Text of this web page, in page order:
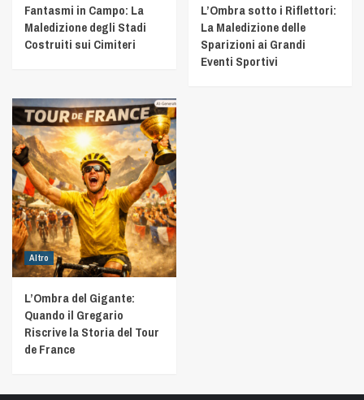
Fantasmi in Campo: La
Maledizione degli Stadi
Costruiti sui Cimiteri
L’Ombra sotto i Riflettori:
La Maledizione delle
Sparizioni ai Grandi
Eventi Sportivi
Altro
L’Ombra del Gigante:
Quando il Gregario
Riscrive la Storia del Tour
de France